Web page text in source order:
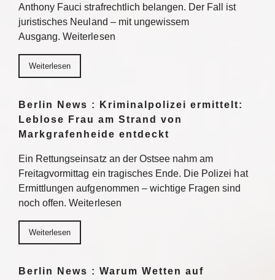
Anthony Fauci strafrechtlich belangen. Der Fall ist
juristisches Neuland – mit ungewissem
Ausgang. Weiterlesen
Weiterlesen
Berlin News : Kriminalpolizei ermittelt:
Leblose Frau am Strand von
Markgrafenheide entdeckt
Ein Rettungseinsatz an der Ostsee nahm am
Freitagvormittag ein tragisches Ende. Die Polizei hat
Ermittlungen aufgenommen – wichtige Fragen sind
noch offen. Weiterlesen
Weiterlesen
Berlin News : Warum Wetten auf